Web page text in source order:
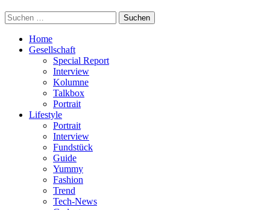
Suchen
nach:
Home
Gesellschaft
Special Report
Interview
Kolumne
Talkbox
Portrait
Lifestyle
Portrait
Interview
Fundstück
Guide
Yummy
Fashion
Trend
Tech-News